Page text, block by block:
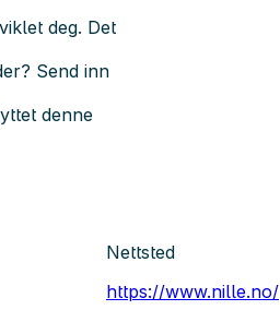
deg. Det
Send inn
denne
Nettsted
https://www.nille.no/